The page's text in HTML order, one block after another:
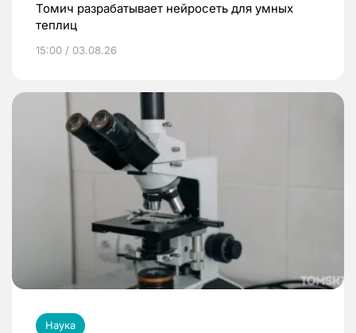
Томич разрабатывает нейросеть для умных
теплиц
15:00 / 03.08.26
Наука